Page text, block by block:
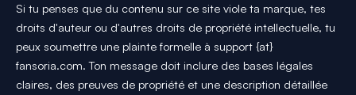
Si tu penses que du contenu sur ce site viole ta marque, tes
droits d'auteur ou d'autres droits de propriété intellectuelle, tu
peux soumettre une plainte formelle à support {at}
fansoria.com. Ton message doit inclure des bases légales
claires, des preuves de propriété et une description détaillée